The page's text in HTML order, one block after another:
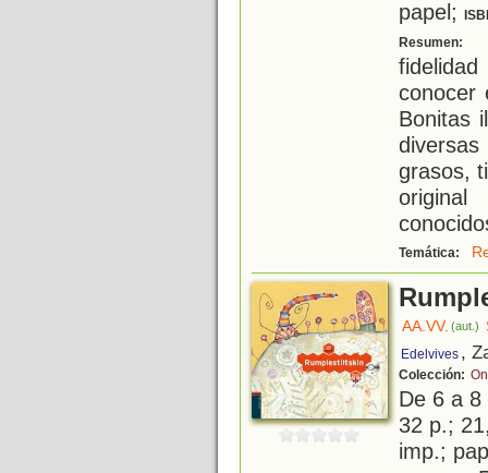
papel;
Resumen:
conocer
Bonitas
grasos,
Temática:
AA.VV. (aut.)
Edelvives ,
Colección:
De 6 a
32 p.;
imp.;